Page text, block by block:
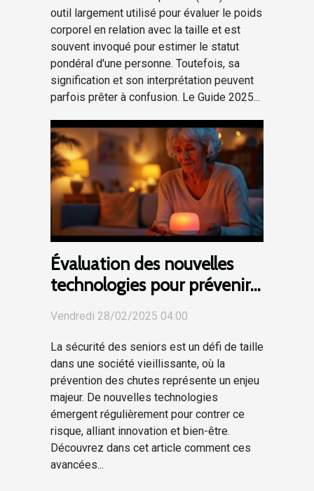
outil largement utilisé pour évaluer le poids
corporel en relation avec la taille et est
souvent invoqué pour estimer le statut
pondéral d'une personne. Toutefois, sa
signification et son interprétation peuvent
parfois prêter à confusion. Le Guide 2025...
Évaluation des nouvelles
technologies pour prévenir
Vendredi 28/02/2025 04:00
La sécurité des seniors est un défi de taille
dans une société vieillissante, où la
prévention des chutes représente un enjeu
majeur. De nouvelles technologies
émergent régulièrement pour contrer ce
risque, alliant innovation et bien-être.
Découvrez dans cet article comment ces
avancées...